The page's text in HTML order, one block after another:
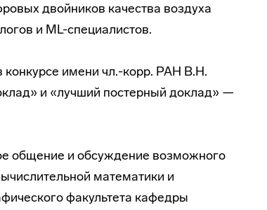
двойников качества воздуха
и ML-специалистов.
конкурсе имени чл.-корр. РАН В.Н.
и «лучший постерный доклад» —
общение и обсуждение возможного
математики и
факультета кафедры